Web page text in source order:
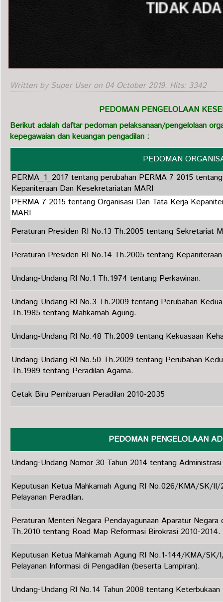
Written by Super User on 04 October 2019. Hits: 3342
PEDOMAN PENGELOLAAN
Berikut adalah daftar pedoman pelaksanaan/pengelolaan
kepegawaian dan keuangan pengadilan :
PEDOMAN
PERMA_1_2017 tentang perubahan PERMA 7 2015
Kepaniteraan Dan Kesekretariatan MARI
PERMA 7 2015 tentang Organisasi Dan Tata Kerja
MARI
Peraturan Presiden RI No.13 Th.2005 tentang Sekretariat
Peraturan Presiden RI No.14 Th.2005 tentang
Undang-Undang RI No.1 Th.1974 tentang Perkawinan.
Undang-Undang RI No.3 Th.2009 tentang Perubahan
Th.1985 tentang Mahkamah Agung.
Undang-Undang RI No.48 Th.2009 tentang Kekuasaan
Undang-Undang RI No.50 Th.2009 tentang Perubahan
Th.1989 tentang Peradilan Agama.
Cetak Biru Pembaruan Peradilan 2010-2035
PEDOMAN PENGELOLAAN
Undang-Undang Nomor 30 Tahun 2014 tentang
Keputusan Ketua Mahkamah Agung RI No.026/KMA/SK/
Pelayanan Peradilan.
Peraturan Menteri Negara Pendayagunaan Aparatur
Th.2010 tentang Road Map Reformasi Birokrasi 2010-2014.
Keputusan Ketua Mahkamah Agung RI No.1-144/KMA/
Pelayanan Informasi di Pengadilan (beserta Lampiran).
Undang-Undang RI No.14 Tahun 2008 tentang